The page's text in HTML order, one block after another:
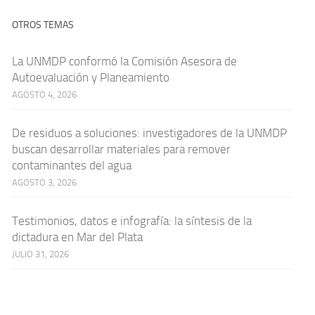
OTROS TEMAS
La UNMDP conformó la Comisión Asesora de
Autoevaluación y Planeamiento
AGOSTO 4, 2026
De residuos a soluciones: investigadores de la UNMDP
buscan desarrollar materiales para remover
contaminantes del agua
AGOSTO 3, 2026
Testimonios, datos e infografía: la síntesis de la
dictadura en Mar del Plata
JULIO 31, 2026